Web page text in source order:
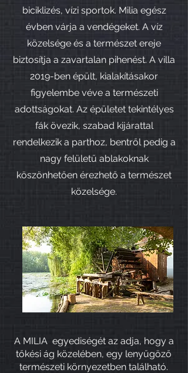
biciklizés, vízi sportok. Milia egész
évben várja a vendégeket. A víz
közelsége és a természet ereje
biztosítja a zavartalan pihenést. A villa
2019-ben épült, kialakításakor
figyelembe véve a természeti
adottságokat. Az épületet tekintélyes
fák övezik, szabad kijárattal
rendelkezik a parthoz, bentről pedig a
nagy felületű ablakoknak
köszönhetően érezhető a természet
közelsége.
A MILIA egyediségét az adja, hogy a
tőkési ág közelében, egy lenyűgöző
természeti környezetben található.